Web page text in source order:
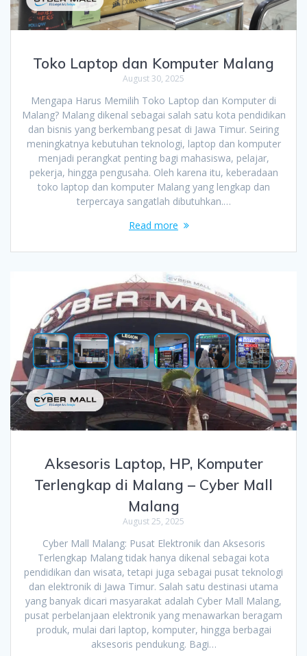
Toko Laptop dan Komputer Malang
August 30, 2025
Mengapa Harus Memilih Toko Laptop dan Komputer di
Malang? Malang dikenal sebagai salah satu kota pendidikan
dan bisnis yang berkembang pesat di Jawa Timur. Seiring
meningkatnya kebutuhan teknologi, laptop dan komputer
menjadi perangkat penting bagi mahasiswa, pelajar,
pekerja, hingga pengusaha. Oleh karena itu, keberadaan
toko laptop dan komputer Malang yang lengkap dan
terpercaya sangatlah dibutuhkan.…
Read more
Aksesoris Laptop, HP, Komputer
Terlengkap di Malang – Cyber Mall
Malang
August 25, 2025
Cyber Mall Malang: Pusat Elektronik dan Aksesoris
Terlengkap Malang tidak hanya dikenal sebagai kota
pendidikan dan wisata, tetapi juga sebagai pusat teknologi
dan elektronik di Jawa Timur. Salah satu destinasi utama
yang banyak dicari masyarakat adalah Cyber Mall Malang,
pusat perbelanjaan elektronik yang menawarkan beragam
produk, mulai dari laptop, komputer, hingga berbagai
aksesoris pendukung. Bagi…